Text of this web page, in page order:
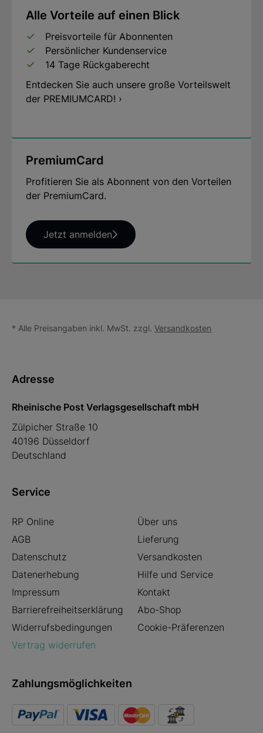
Alle Vorteile auf einen Blick
Preisvorteile für Abonnenten
Persönlicher Kundenservice
14 Tage Rückgaberecht
Entdecken Sie auch unsere große Vorteilswelt
der PREMIUMCARD! ›
PremiumCard
Profitieren Sie als Abonnent von den Vorteilen
der PremiumCard.
Jetzt anmelden
* Alle Preisangaben inkl. MwSt. zzgl. Versandkosten
Adresse
Rheinische Post Verlagsgesellschaft mbH
Zülpicher Straße 10
40196 Düsseldorf
Deutschland
Service
RP Online
Über uns
AGB
Lieferung
Datenschutz
Versandkosten
Datenerhebung
Hilfe und Service
Impressum
Kontakt
Barrierefreiheitserklärung
Abo-Shop
Widerrufsbedingungen
Cookie-Präferenzen
Vertrag widerrufen
Zahlungsmöglichkeiten